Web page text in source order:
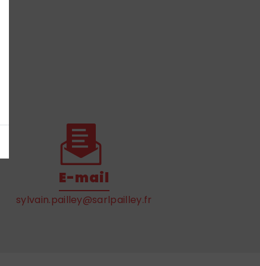
E-mail
sylvain.pailley@sarlpailley.fr